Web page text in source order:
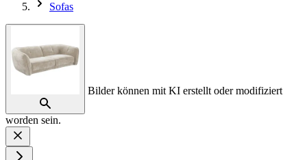
Sofas
Bilder können mit KI erstellt oder modifiziert
worden sein.